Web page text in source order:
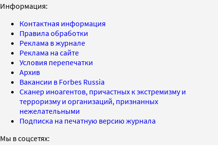
Информация:
Контактная информация
Правила обработки
Реклама в журнале
Реклама на сайте
Условия перепечатки
Архив
Вакансии в Forbes Russia
Сканер иноагентов, причастных к экстремизму и
терроризму и организаций, признанных
нежелательными
Подписка на печатную версию журнала
Мы в соцсетях: